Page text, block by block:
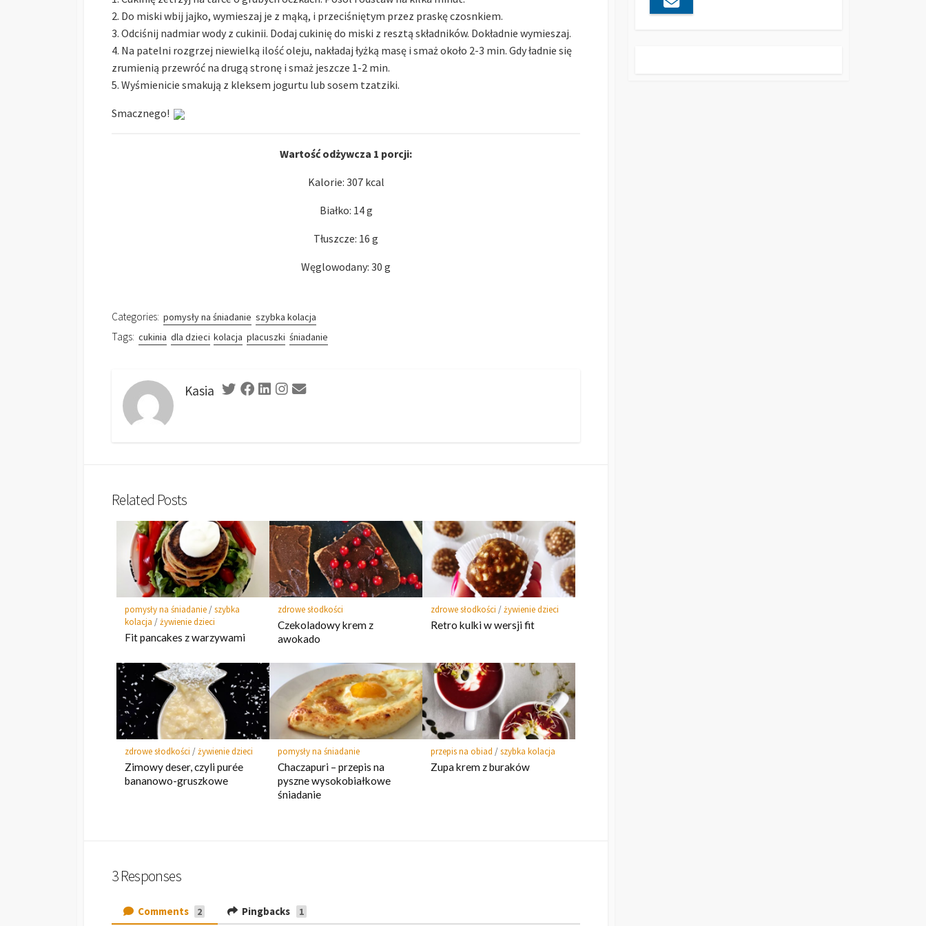
2. Do miski wbij jajko, wymieszaj je z mąką, i przeciśniętym przez praskę czosnkiem.
3. Odciśnij nadmiar wody z cukinii. Dodaj cukinię do miski z resztą składników. Dokładnie wymieszaj.
4. Na patelni rozgrzej niewielką ilość oleju, nakładaj łyżką masę i smaż około 2-3 min. Gdy ładnie się
zrumienią przewróć na drugą stronę i smaż jeszcze 1-2 min.
5. Wyśmienicie smakują z kleksem jogurtu lub sosem tzatziki.
Smacznego!
Wartość odżywcza 1 porcji:
Kalorie: 307 kcal
Białko: 14 g
Tłuszcze: 16 g
Węglowodany: 30 g
Categories: pomysły na śniadanie szybka kolacja
Tags: cukinia dla dzieci kolacja placuszki śniadanie
Kasia
Related Posts
pomysły na śniadanie/szybka
kolacja /żywienie dzieci
Fit pancakes z warzywami
zdrowe słodkości
Czekoladowy krem z
awokado
zdrowe słodkości /żywienie dzieci
Retro kulki w wersji fit
zdrowe słodkości /żywienie dzieci
Zimowy deser, czyli purée
bananowo-gruszkowe
pomysły na śniadanie
Chaczapuri – przepis na
pyszne wysokobiałkowe
śniadanie
przepis na obiad /szybka kolacja
Zupa krem z buraków
3 Responses
Comments 2 Pingbacks 1